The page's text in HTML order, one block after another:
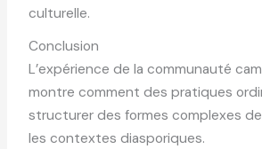
culturelle.
Conclusion
L’expérience de la communauté
montre comment des pratiques
structurer des formes complexes
les contextes diasporiques.